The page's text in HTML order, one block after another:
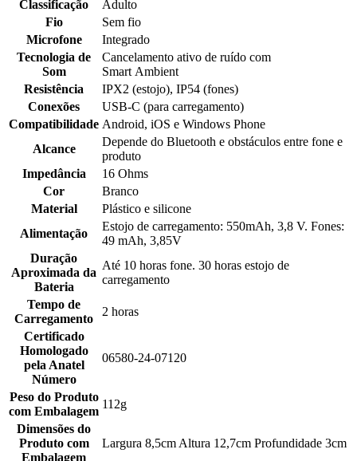
Classificação
Adulto
Fio
Sem fio
Microfone
Integrado
Tecnologia de
Som
Cancelamento ativo de ruído com
Smart Ambient
Resistência
IPX2 (estojo), IP54 (fones)
Conexões
USB-C (para carregamento)
Compatibilidade Android, iOS e Windows Phone
Alcance
Depende do Bluetooth e obstáculos entre fone e
produto
Impedância
16 Ohms
Cor
Branco
Material
Plástico e silicone
Alimentação
Estojo de carregamento: 550mAh, 3,8 V. Fones:
49 mAh, 3,85V
Duração
Aproximada da
Bateria
Até 10 horas fone. 30 horas estojo de
carregamento
Tempo de
Carregamento
2 horas
Certificado
Homologado
pela Anatel
Número
06580-24-07120
Peso do Produto
com Embalagem
112g
Dimensões do
Produto com
Embalagem
Largura 8,5cm Altura 12,7cm Profundidade 3cm